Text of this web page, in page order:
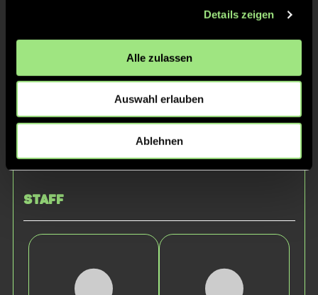
Details zeigen
Alle zulassen
Auswahl erlauben
Ablehnen
Staff